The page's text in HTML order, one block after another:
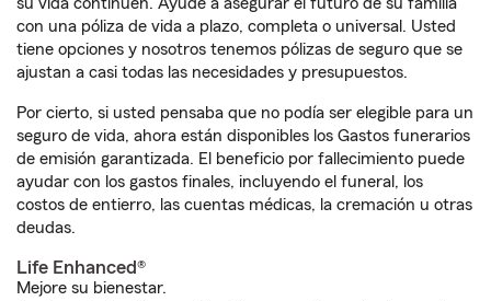
con una póliza de vida a plazo, completa o universal. Usted
tiene opciones y nosotros tenemos pólizas de seguro que se
ajustan a casi todas las necesidades y presupuestos.
Por cierto, si usted pensaba que no podía ser elegible para un
seguro de vida, ahora están disponibles los Gastos funerarios
de emisión garantizada. El beneficio por fallecimiento puede
ayudar con los gastos finales, incluyendo el funeral, los
costos de entierro, las cuentas médicas, la cremación u otras
deudas.
Life Enhanced®
Mejore su bienestar.